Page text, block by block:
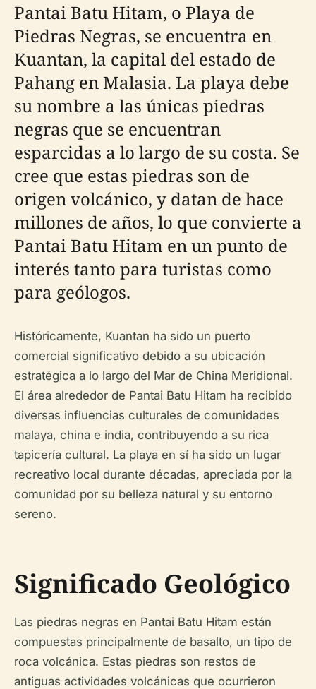
Pantai Batu Hitam, o Playa de
Piedras Negras, se encuentra en
Kuantan, la capital del estado de
Pahang en Malasia. La playa debe
su nombre a las únicas piedras
negras que se encuentran
esparcidas a lo largo de su costa. Se
cree que estas piedras son de
origen volcánico, y datan de hace
millones de años, lo que convierte a
Pantai Batu Hitam en un punto de
interés tanto para turistas como
para geólogos.
Históricamente, Kuantan ha sido un puerto
comercial significativo debido a su ubicación
estratégica a lo largo del Mar de China Meridional.
El área alrededor de Pantai Batu Hitam ha recibido
diversas influencias culturales de comunidades
malaya, china e india, contribuyendo a su rica
tapicería cultural. La playa en sí ha sido un lugar
recreativo local durante décadas, apreciada por la
comunidad por su belleza natural y su entorno
sereno.
Significado Geológico
Las piedras negras en Pantai Batu Hitam están
compuestas principalmente de basalto, un tipo de
roca volcánica. Estas piedras son restos de
antiguas actividades volcánicas que ocurrieron